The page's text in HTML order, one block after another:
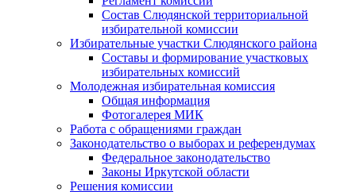
Состав Слюдянской территориальной
избирательной комиссии
Избирательные участки Слюдянского района
Составы и формирование участковых
избирательных комиссий
Молодежная избирательная комиссия
Общая информация
Фотогалерея МИК
Работа с обращениями граждан
Законодательство о выборах и референдумах
Федеральное законодательство
Законы Иркутской области
Решения комиссии